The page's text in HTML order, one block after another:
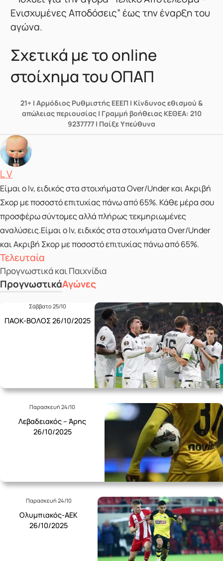
Τελευταία
Προγνωστικά και Παιχνίδια
ΠρογνωστικάΑγώνες
Σάββατο 25/10
ΠΑΟΚ-ΒΟΛΟΣ 26/10/2025
Παρασκευή 24/10
Λεβαδειακός – Άρης
26/10/2025
Παρασκευή 24/10
Ολυμπιακός-ΑΕΚ
26/10/2025
Ενισχυμένες Αποδόσεις” έως την έναρξη του
αγώνα.
Σχετικά με το online
στοίχημα του ΟΠΑΠ
21+ | Αρμόδιος Ρυθμιστής ΕΕΕΠ | Κίνδυνος εθισμού &
απώλειας περιουσίας | Γραμμή βοήθειας ΚΕΘΕΑ: 210
9237777 | Παίξε Υπεύθυνα
Posted by
L V
Είμαι ο lv, ειδικός στα στοιχήματα Over/Under και Ακριβή
Σκορ με ποσοστό επιτυχίας πάνω από 65%. Κάθε μέρα σου
προσφέρω σύντομες αλλά πλήρως τεκμηριωμένες
αναλύσεις.Είμαι ο lv, ειδικός στα στοιχήματα Over/Under
και Ακριβή Σκορ με ποσοστό επιτυχίας πάνω από 65%.